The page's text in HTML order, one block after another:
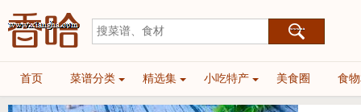
首页 菜谱分类 精选集 小吃特产 美食圈 食